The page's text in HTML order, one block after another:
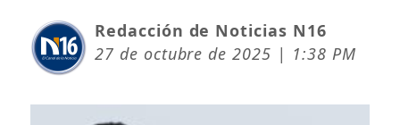
Redacción de Noticias N16
27 de octubre de 2025 | 1:38 PM